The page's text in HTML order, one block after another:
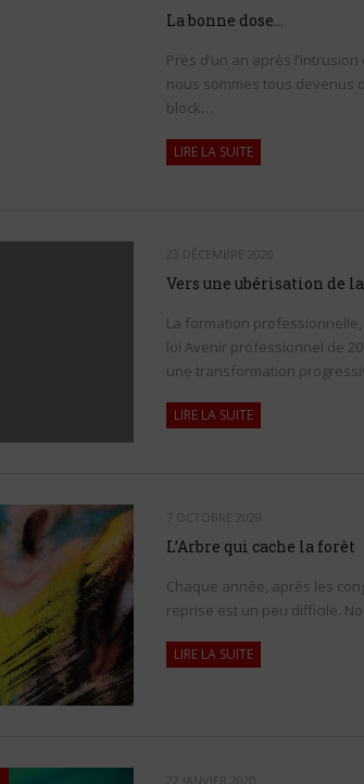
La bonne dose…
Près d’un an après
nous sommes tous devenus
block…
LIRE LA SUITE
23 DÉCEMBRE 2020
Vers une ubérisation de
La formation
loi Avenir professionnel de
une transformation
LIRE LA SUITE
7 OCTOBRE 2020
L’Arbre qui cache la forêt
Chaque année, après les
reprise est un peu difficile.
LIRE LA SUITE
22 JANVIER 2020